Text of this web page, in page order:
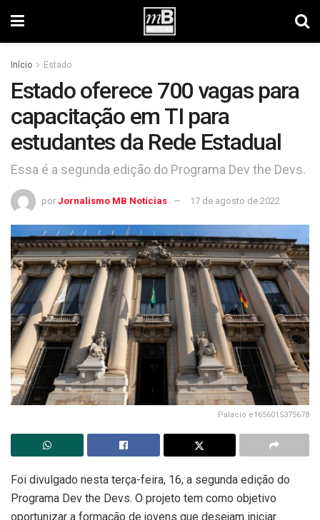
Início Estado
Estado oferece 700 vagas para
capacitação em TI para
estudantes da Rede Estadual
Essa é a segunda edição do Programa Dev the Devs.
por Jornalismo MB Notícias 17 de agosto de 2022
Palacio e1656015375678
Foi divulgado nesta terça-feira, 16, a segunda edição do
Programa Dev the Devs. O projeto tem como objetivo
oportunizar a formação de jovens que desejam iniciar